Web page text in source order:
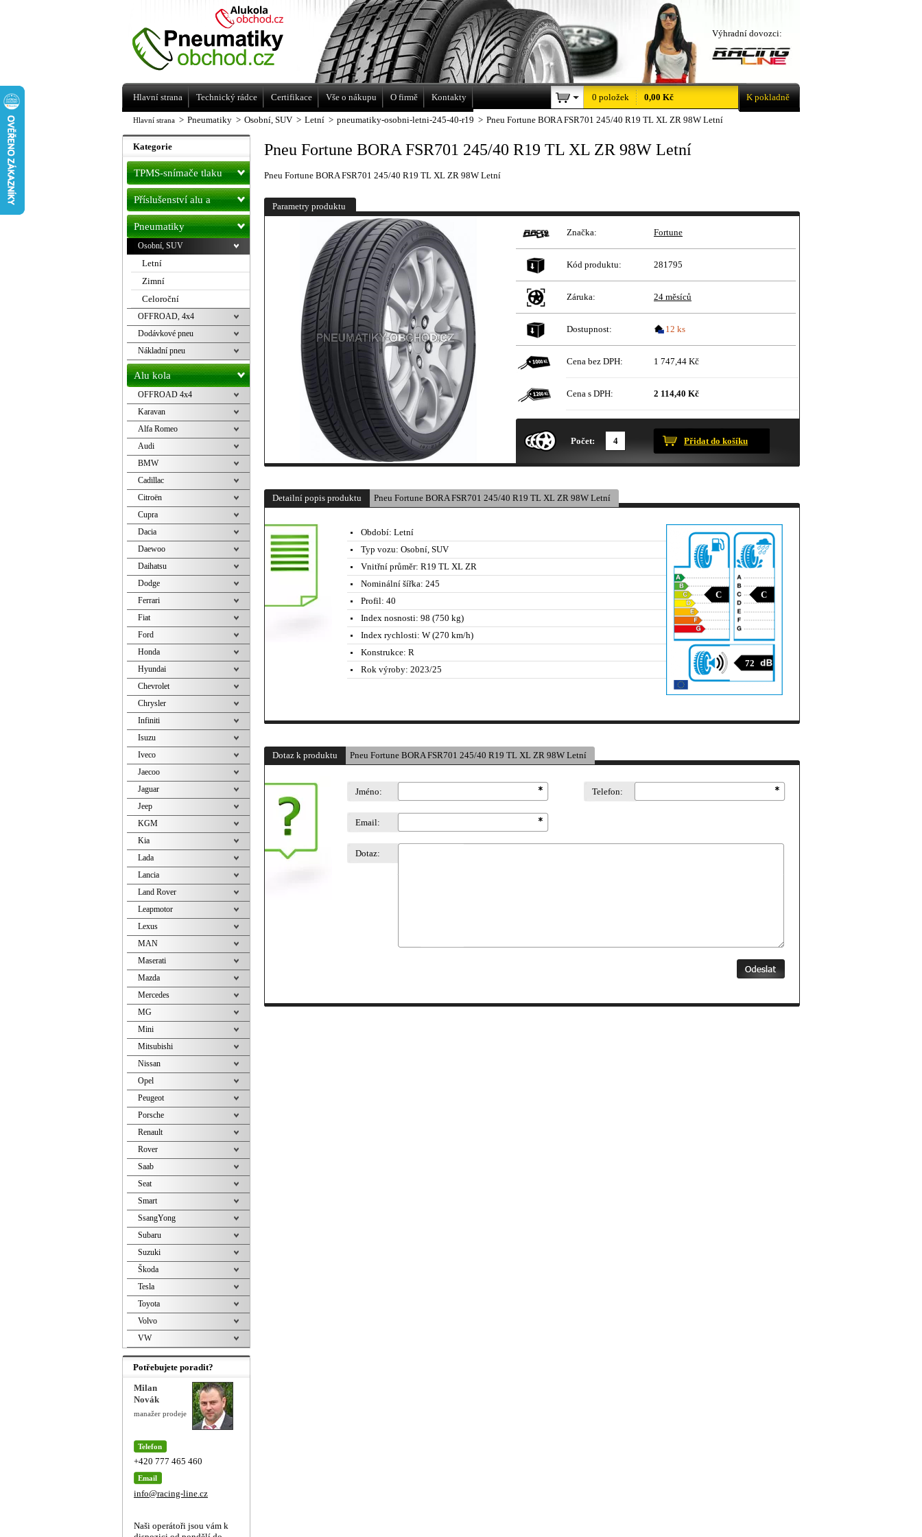
Hlavní strana > Pneumatiky > Osobní, SUV > Letní > pneumatiky-osobni-letni-245-40-r19 > Pneu Fortune BORA FSR701 245/40 R19 TL XL ZR 98W Letní
Pneu Fortune BORA FSR701 245/40 R19 TL XL ZR 98W Letní
Pneu Fortune BORA FSR701 245/40 R19 TL XL ZR 98W Letní
Parametry produktu
Značka: Fortune
Kód produktu: 281795
Záruka: 24 měsíců
Dostupnost: 12 ks
Cena bez DPH: 1 747,44 Kč
Cena s DPH: 2 114,40 Kč
Počet: Přidat do košíku
Detailní popis produktu Pneu Fortune BORA FSR701 245/40 R19 TL XL ZR 98W Letní
C C
72
Období: Letní
Typ vozu: Osobní, SUV
Vnitřní průměr: R19 TL XL ZR
Nominální šířka: 245
Profil: 40
Index nosnosti: 98 (750 kg)
Index rychlosti: W (270 km/h)
Konstrukce: R
Rok výroby: 2023/25
Dotaz k produktu Pneu Fortune BORA FSR701 245/40 R19 TL XL ZR 98W Letní
Jméno: Telefon:
Email:
Dotaz:
Kategorie
TPMS-snímače tlaku
Příslušenství alu a
pneu
Pneumatiky
Osobní, SUV
Letní
Zimní
Celoroční
OFFROAD, 4x4
Dodávkové pneu
Nákladní pneu
Alu kola
OFFROAD 4x4
Karavan
Alfa Romeo
Audi
BMW
Cadillac
Citroën
Cupra
Dacia
Daewoo
Daihatsu
Dodge
Ferrari
Fiat
Ford
Honda
Hyundai
Chevrolet
Chrysler
Infiniti
Isuzu
Iveco
Jaecoo
Jaguar
Jeep
KGM
Kia
Lada
Lancia
Land Rover
Leapmotor
Lexus
MAN
Maserati
Mazda
Mercedes
MG
Mini
Mitsubishi
Nissan
Opel
Peugeot
Porsche
Renault
Rover
Saab
Seat
Smart
SsangYong
Subaru
Suzuki
Škoda
Tesla
Toyota
Volvo
VW
Potřebujete poradit?
Milan
Novák
manažer prodeje
Telefon
+420 777 465 460
Email
info@racing-line.cz
Naši operátoři jsou vám k
Levné pneumatiky letní, zimní, Alu kola
a litá kola Racing Line
Výhradní dovozci:
Hlavní strana Technický rádce Certifikace Vše o nákupu O firmě Kontakty 0 položek 0,00 Kč K pokladně